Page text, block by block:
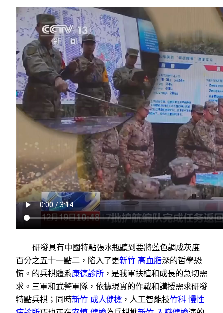
研發具有中國特點張水瓶聽到要將藍色調成灰度
百分之五十一點二，陷入了更新竹 高血脂深的哲學恐
慌。的兵棋體系康德診所 ，是我軍扶植和成長的急切需
求。三軍和武警軍隊，依據現實的作戰和講授需求研發
特點兵棋；同時新竹 成人健檢 ，人工智能技竹科 慢性